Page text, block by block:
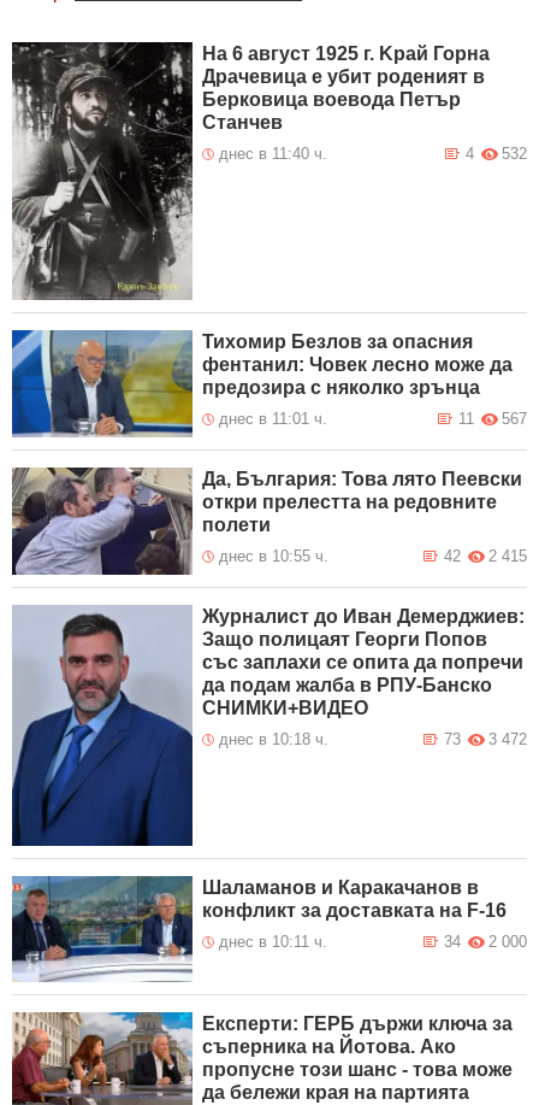
На 6 август 1925 г. Kрай Горна
Драчевица е убит роденият в
Берковица воевода Петър
Станчев
днес в 11:40 ч. 532
4
Тихомир Безлов за опасния
фентанил: Човек лесно може да
предозира с няколко зрънца
днес в 11:01 ч. 567
11
Да, България: Това лято Пеевски
откри прелестта на редовните
полети
днес в 10:55 ч. 2 415
42
Журналист до Иван Демерджиев:
Защо полицаят Георги Попов
със заплахи се опита да попречи
да подам жалба в РПУ-Банско
СНИМКИ+ВИДЕО
днес в 10:18 ч. 3 472
73
Шаламанов и Каракачанов в
конфликт за доставката на F-16
днес в 10:11 ч. 2 000
34
Експерти: ГЕРБ държи ключа за
съперника на Йотова. Ако
пропусне този шанс - това може
да бележи края на партията